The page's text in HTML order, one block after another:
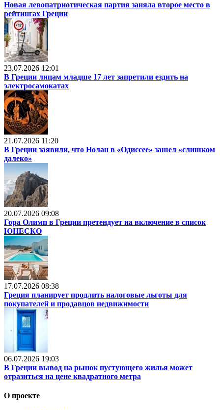
Новая левопатриотическая партия заняла второе место в
рейтингах Греции
23.07.2026 12:01
В Греции лицам младше 17 лет запретили ездить на
электросамокатах
21.07.2026 11:20
В Греции заявили, что Нолан в «Одиссее» зашел «слишком
далеко»
20.07.2026 09:08
Гора Олимп в Греции претендует на включение в список
ЮНЕСКО
17.07.2026 08:38
Греция планирует продлить налоговые льготы для
покупателей и продавцов недвижимости
06.07.2026 19:03
В Греции вывод на рынок пустующего жилья может
отразиться на цене квадратного метра
О проекте